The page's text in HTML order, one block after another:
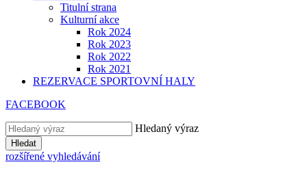
Titulní strana
Kulturní akce
Rok 2024
Rok 2023
Rok 2022
Rok 2021
REZERVACE SPORTOVNÍ HALY
FACEBOOK
Hledaný výraz
Hledat
rozšířené vyhledávání